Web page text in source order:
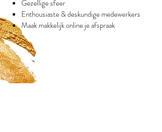
Gezellige sfeer
Enthousiaste & deskundige medewerkers
Maak makkelijk online je afspraak